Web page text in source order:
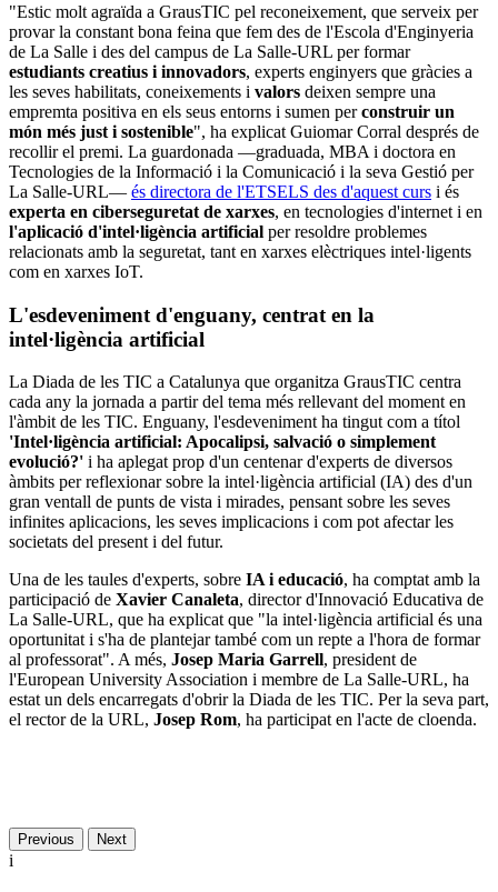
"Estic molt agraïda a GrausTIC pel reconeixement, que serveix per
provar la constant bona feina que fem des de l'Escola d'Enginyeria
de La Salle i des del campus de La Salle-URL per formar
estudiants creatius i innovadors, experts enginyers que gràcies a
les seves habilitats, coneixements i valors deixen sempre una
empremta positiva en els seus entorns i sumen perconstruir un
món més just i sostenible", ha explicat Guiomar Corral després de
recollir el premi. La guardonada ―graduada, MBA i doctora en
Tecnologies de la Informació i la Comunicació i la seva Gestió per
La Salle-URL― és directora de l'ETSELS des d'aquest curs i és
experta en ciberseguretat de xarxes, en tecnologies d'internet i en
l'aplicació d'intel·ligència artificial per resoldre problemes
relacionats amb la seguretat, tant en xarxes elèctriques intel·ligents
com en xarxes IoT.
L'esdeveniment d'enguany, centrat en la
intel·ligència artificial
La Diada de les TIC a Catalunya que organitza GrausTIC centra
cada any la jornada a partir del tema més rellevant del moment en
l'àmbit de les TIC. Enguany, l'esdeveniment ha tingut com a títol
'Intel·ligència artificial: Apocalipsi, salvació o simplement
evolució?' i ha aplegat prop d'un centenar d'experts de diversos
àmbits per reflexionar sobre la intel·ligència artificial (IA) des d'un
gran ventall de punts de vista i mirades, pensant sobre les seves
infinites aplicacions, les seves implicacions i com pot afectar les
societats del present i del futur.
Una de les taules d'experts, sobre IA i educació, ha comptat amb la
participació de Xavier Canaleta, director d'Innovació Educativa de
La Salle-URL, que ha explicat que "la intel·ligència artificial és una
oportunitat i s'ha de plantejar també com un repte a l'hora de formar
al professorat". A més, Josep Maria Garrell, president de
l'European University Association i membre de La Salle-URL, ha
estat un dels encarregats d'obrir la Diada de les TIC. Per la seva part,
el rector de la URL, Josep Rom, ha participat en l'acte de cloenda.
Previous Next
i